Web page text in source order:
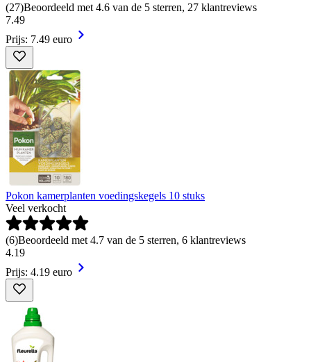
(27)Beoordeeld met 4.6 van de 5 sterren, 27 klantreviews
7.49
Prijs: 7.49 euro
Pokon kamerplanten voedingskegels 10 stuks
Veel verkocht
(6)Beoordeeld met 4.7 van de 5 sterren, 6 klantreviews
4.19
Prijs: 4.19 euro